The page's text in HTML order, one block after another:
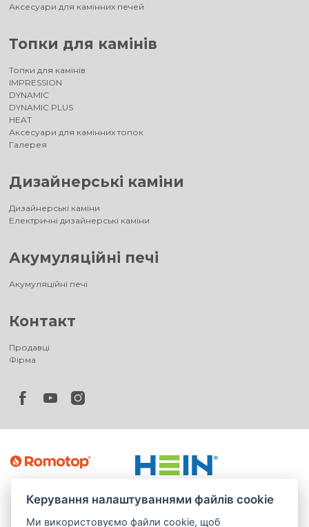
Аксесуари для камінних печей
Топки для камінів
Топки для камінів
IMPRESSION
DYNAMIC
DYNAMIC PLUS
HEAT
Аксесуари для камінних топок
Галерея
Дизайнерські каміни
Дизайнерські каміни
Електричні дизайнерські каміни
Акумуляційні печі
Акумуляційні печі
Контакт
Продавці
Фірма
Керування налаштуваннями файлів cookie
Ми використовуємо файли cookie, щоб